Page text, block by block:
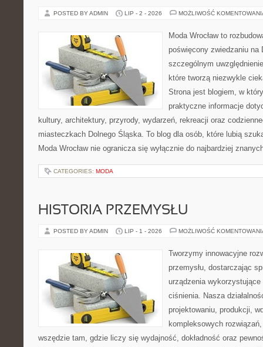
POSTED BY ADMIN LIP - 2 - 2026 MOŻLIWOŚĆ
Moda Wrocław to
poświęcony zwiedzaniu na
szczególnym
które tworzą niezwykle
Strona jest blogiem, w
praktyczne informacje
kultury, architektury, przyrody, wydarzeń, rekreacji oraz
miasteczkach Dolnego Śląska. To blog dla osób, które lubią
Moda Wrocław nie ogranicza się wyłącznie do najbardziej
CATEGORIES: MODA
HISTORIA PRZEMYSŁU
POSTED BY ADMIN LIP - 1 - 2026 MOŻLIWOŚĆ
Tworzymy innowacyjne
przemysłu, dostarczając
urządzenia
ciśnienia. Nasza
projektowaniu, produkcji,
kompleksowych
wszędzie tam, gdzie liczy się wydajność, dokładność oraz